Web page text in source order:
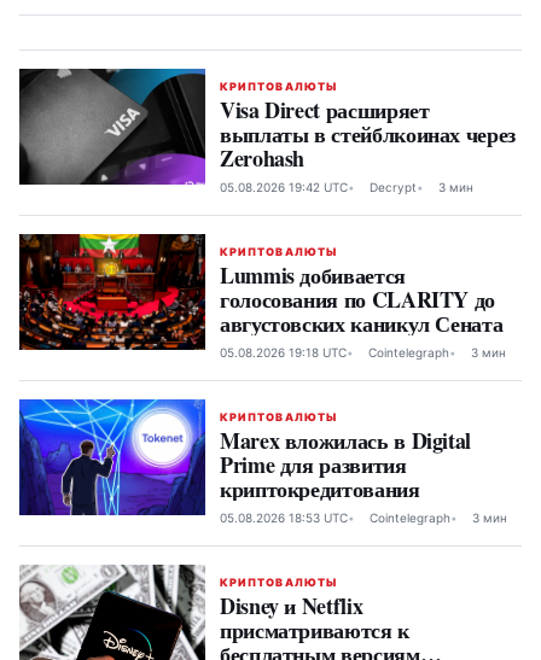
КРИПТОВАЛЮТЫ
Visa Direct расширяет
выплаты в стейблкоинах через
Zerohash
05.08.2026 19:42 UTC Decrypt 3 мин
КРИПТОВАЛЮТЫ
Lummis добивается
голосования по CLARITY до
августовских каникул Сената
05.08.2026 19:18 UTC Cointelegraph 3 мин
КРИПТОВАЛЮТЫ
Marex вложилась в Digital
Prime для развития
криптокредитования
05.08.2026 18:53 UTC Cointelegraph 3 мин
КРИПТОВАЛЮТЫ
Disney и Netflix
присматриваются к